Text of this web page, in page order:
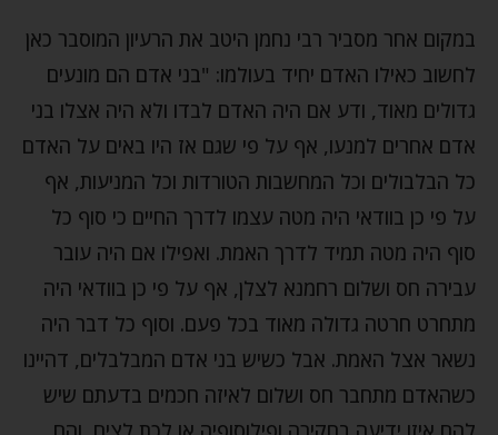
במקום אחר מסביר רבי נחמן היטב את הרעיון המוסבר כאן
לחשוב כאילו האדם יחיד בעולמו: "בני אדם הם מונעים
גדולים מאוד, ודע אם היה האדם לבדו ולא היה אצלו בני
אדם אחרים למנעו, אף על פי שגם אז היו באים על האדם
כל הבלבולים וכל המחשבות הטורדות וכל המניעות, אף
על פי כן בוודאי היה מטה עצמו לדרך החיים כי סוף כל
סוף היה מטה תמיד לדרך האמת. ואפילו אם היה עובר
עבירה חס ושלום רחמנא לצלן, אף על פי כן בוודאי היה
מתחרט חרטה גדולה מאוד בכל פעם. וסוף כל דבר היה
נשאר אצל האמת. אבל כשיש בני אדם המבלבלים, דהיינו
כשהאדם מתחבר חס ושלום לאיזה חכמים בדעתם שיש